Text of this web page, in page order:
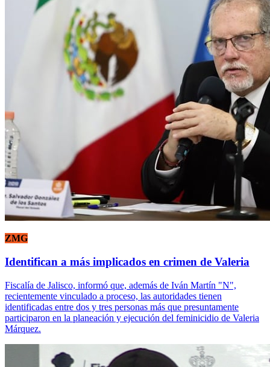
ZMG
Identifican a más implicados en crimen de Valeria
Fiscalía de Jalisco, informó que, además de Iván Martín "N",
recientemente vinculado a proceso, las autoridades tienen
identificadas entre dos y tres personas más que presuntamente
participaron en la planeación y ejecución del feminicidio de Valeria
Márquez.